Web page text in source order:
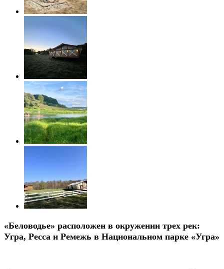
«Беловодье» расположен в окружении трех рек:
Угра, Ресса и Ремежь в Национальном парке «Угра»